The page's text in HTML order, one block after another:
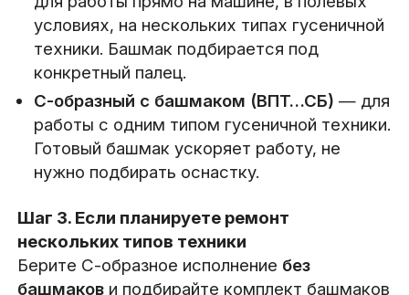
условиях, на нескольких типах гусеничной
техники. Башмак подбирается под
конкретный палец.
С-образный с башмаком (ВПТ…СБ) — для
работы с одним типом гусеничной техники.
Готовый башмак ускоряет работу, не
нужно подбирать оснастку.
Шаг 3. Если планируете ремонт
нескольких типов техники
Берите С-образное исполнение без
башмакови подбирайте комплект башмаков